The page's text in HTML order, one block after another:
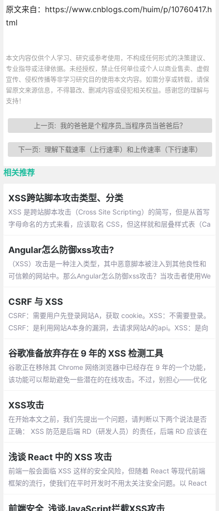
原文来自：https://www.cnblogs.com/huim/p/10760417.h
tml
本文内容仅供个人学习、研究或参考使用，不构成任何形式的决策建议、
专业指导或法律依据。未经授权，禁止任何单位或个人以商业售卖、虚假
宣传、侵权传播等非学习研究目的使用本文内容。如需分享或转载，请保
留原文来源信息，不得篡改、删减内容或侵犯相关权益。感谢您的理解与
支持！
上一页: 我的爸爸是个程序员_当程序员当爸爸后？
下一页: 理解下载速率（上行速率）和上传速率（下行速率）
相关推荐
XSS跨站脚本攻击类型、分类
XSS 是跨站脚本攻击（Cross Site Scripting）的简写，但是从首写
字母命名的方式来看，应该取名 CSS，但这样就和层叠样式表（Ca
Angular怎么防御xss攻击?
（XSS）攻击是一种注入类型，其中恶意脚本被注入到其他良性和
可信赖的网站中。那么Angular怎么防御xss攻击？当攻击者使用We
的最终用户时，就会发生XSS攻击。
CSRF 与 XSS
CSRF：需要用户先登录网站A，获取 cookie。XSS：不需要登录。
CSRF：是利用网站A本身的漏洞，去请求网站A的api。XSS：是向
谷歌准备放弃存在 9 年的 XSS 检测工具
谷歌正在移除其 Chrome 网络浏览器中已经存在 9 年的一个功能，
该功能可以帮助避免一些潜在的在线攻击。不过，别担心——优化
Chrome 函数，用于检测跨站点脚本 (XSS) 漏洞。
XSS攻击
在开始本文之前，我们先提出一个问题，请判断以下两个说法是否
正确： XSS 防范是后端 RD（研发人员）的责任，后端 RD 应该在
操作。所有要插入到页面上的数据，都要通过一个敏感字符过滤函
数的转义，过滤掉通用的敏感字符后，就可以插入到页面中。
浅谈 React 中的 XSS 攻击
前端一般会面临 XSS 这样的安全风险，但随着 React 等现代前端
框架的流行，使我们在平时开发时不用太关注安全问题。以 React
前端安全_浅谈JavaScript拦截XSS攻击